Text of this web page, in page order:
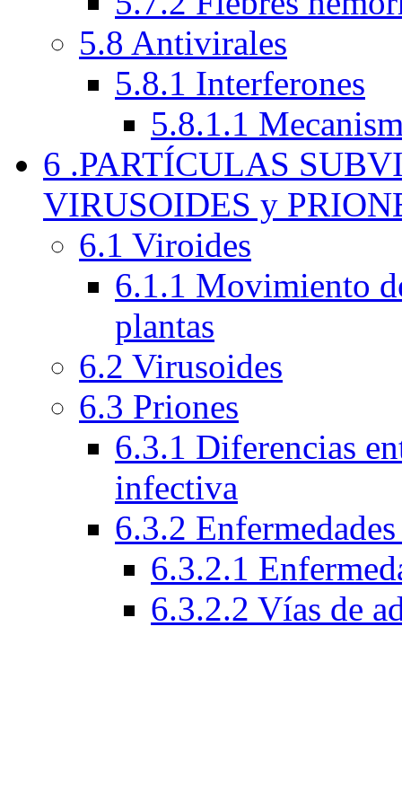
5.8 Antivirales
5.8.1 Interferones
5.8.1.1
6 .PARTÍCULAS
VIRUSOIDES y
6.1 Viroides
6.1.1 Movimiento
plantas
6.2 Virusoides
6.3 Priones
6.3.1 Diferencias
infectiva
6.3.2
6.3.2.1
6.3.2.2 Vías de